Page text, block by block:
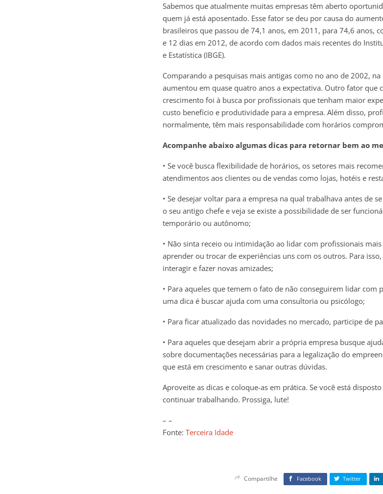
Sabemos que atualmente muitas empresas têm aberto
quem já está aposentado. Esse fator se deu por causa do
brasileiros que passou de 74,1 anos, em 2011, para 74,6 anos,
e 12 dias em 2012, de acordo com dados mais recentes do
e Estatística (IBGE).
Comparando a pesquisas mais antigas como no ano de 2002,
aumentou em quase quatro anos a expectativa. Outro fator que
crescimento foi à busca por profissionais que tenham maior
custo benefício e produtividade para a empresa. Além disso,
normalmente, têm mais responsabilidade com horários
Acompanhe abaixo algumas dicas para retornar bem ao
• Se você busca flexibilidade de horários, os setores mais
atendimentos aos clientes ou de vendas como lojas, hotéis e
• Se desejar voltar para a empresa na qual trabalhava antes de
o seu antigo chefe e veja se existe a possibilidade de ser
temporário ou autônomo;
• Não sinta receio ou intimidação ao lidar com profissionais
aprender ou trocar de experiências uns com os outros. Para
interagir e fazer novas amizades;
• Para aqueles que temem o fato de não conseguirem lidar com
uma dica é buscar ajuda com uma consultoria ou psicólogo;
• Para ficar atualizado das novidades no mercado, participe de
• Para aqueles que desejam abrir a própria empresa busque
sobre documentações necessárias para a legalização do
que está em crescimento e sanar outras dúvidas.
Aproveite as dicas e coloque-as em prática. Se você está
continuar trabalhando. Prossiga, lute!
– –
Fonte: Terceira Idade
Compartilhe Facebook Twitter